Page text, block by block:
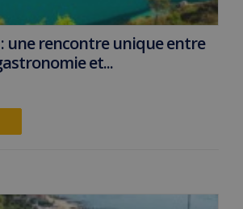
une rencontre unique entre
et...